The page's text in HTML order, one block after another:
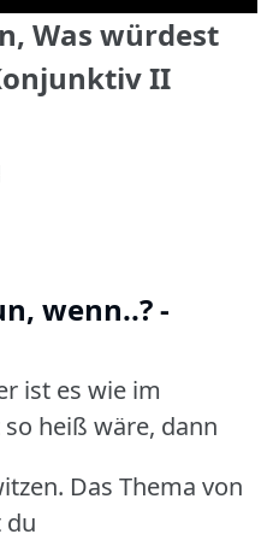
Was würdest
II
wenn..? -
ist es wie im
heiß wäre, dann
Das Thema von
du